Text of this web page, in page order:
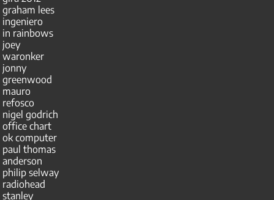
graham lees
ingeniero
in rainbows
joey
waronker
jonny
greenwood
mauro
refosco
nigel godrich
office chart
ok computer
paul thomas
anderson
philip selway
radiohead
stanley